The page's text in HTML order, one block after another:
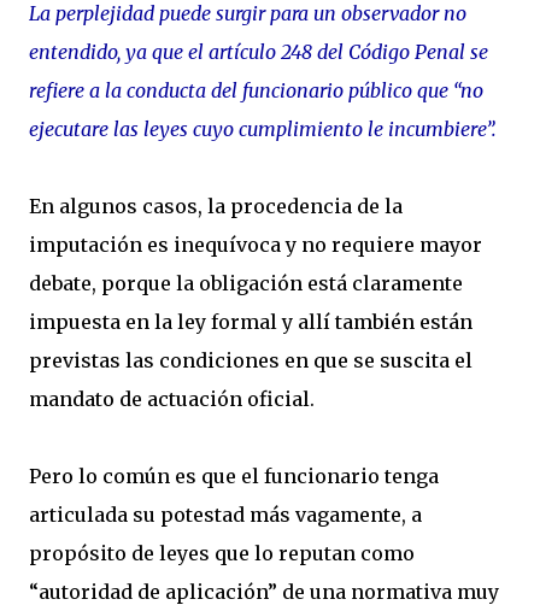
La perplejidad puede surgir para un observador no
entendido, ya que el artículo 248 del Código Penal se
refiere a la conducta del funcionario público que “no
ejecutare las leyes cuyo cumplimiento le incumbiere”.
En algunos casos, la procedencia de la
imputación es inequívoca y no requiere mayor
debate, porque la obligación está claramente
impuesta en la ley formal y allí también están
previstas las condiciones en que se suscita el
mandato de actuación oficial.
Pero lo común es que el funcionario tenga
articulada su potestad más vagamente, a
propósito de leyes que lo reputan como
“autoridad de aplicación” de una normativa muy